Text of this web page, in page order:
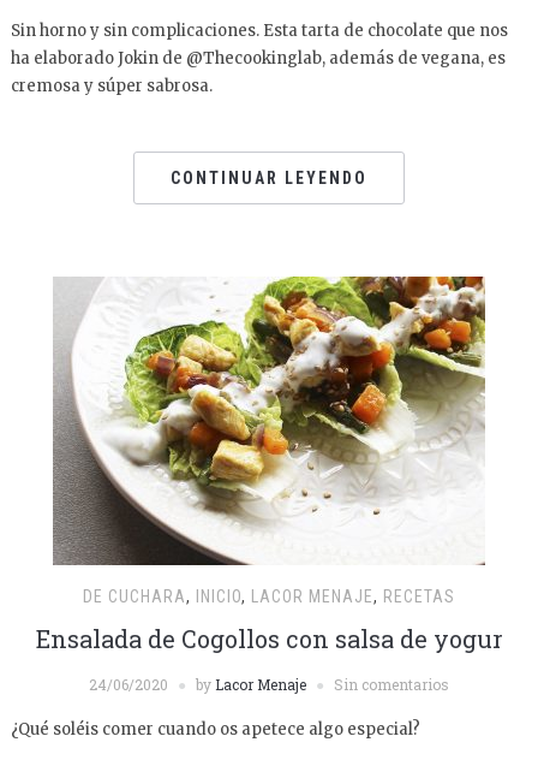
Sin horno y sin complicaciones. Esta tarta de chocolate que nos
ha elaborado Jokin de @Thecookinglab, además de vegana, es
cremosa y súper sabrosa.
CONTINUAR LEYENDO
DE CUCHARA, INICIO, LACOR MENAJE, RECETAS
Ensalada de Cogollos con salsa de yogur
24/06/2020 by Lacor Menaje Sin comentarios
¿Qué soléis comer cuando os apetece algo especial?